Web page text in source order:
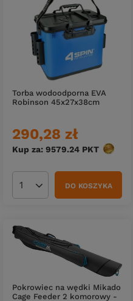
Torba wodoodporna EVA
Robinson 45x27x38cm
290,28 zł
Kup za: 9579.24 PKT punktów
Ilość produktówDO KOSZYKA
Pokrowiec na wędki Mikado
Cage Feeder 2 komorowy -